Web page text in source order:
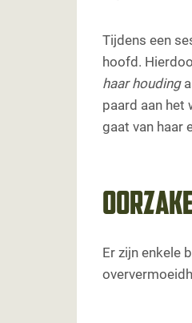
Tijdens een
hoofd.
haar houding
paard aan het
gaat van haar
Er zijn enkele